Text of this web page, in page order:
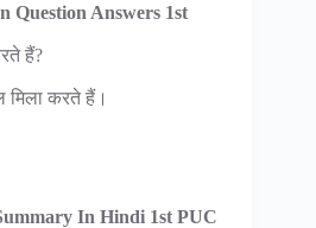
Question Answers 1st
हैं?
मिला करते हैं।
In Hindi 1st PUC